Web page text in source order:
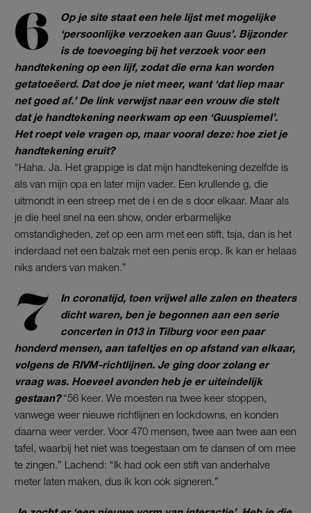
Op je site staat een hele lijst met mogelijke
‘persoonlijke verzoeken aan Guus’. Bijzonder
is de toevoeging bij het verzoek voor een
handtekening op een lijf, zodat die erna kan worden
getatoeëerd. Dat doe je niet meer, want ‘dat liep maar
net goed af.’ De link verwijst naar een vrouw die stelt
dat je handtekening neerkwam op een ‘Guuspiemel’.
Het roept vele vragen op, maar vooral deze: hoe ziet je
handtekening eruit?
“Haha. Ja. Het grappige is dat mijn handtekening dezelfde is
als van mijn opa en later mijn vader. Een krullende g, die
uitmondt in een streep met de i en de s door elkaar. Maar als
je die heel snel na een show, onder erbarmelijke
omstandigheden, zet op een arm met een stift, tsja, dan is het
inderdaad net een balzak met een penis erop. Ik kan er helaas
niks anders van maken.”
In coronatijd, toen vrijwel alle zalen en theaters
dicht waren, ben je begonnen aan een serie
concerten in 013 in Tilburg voor een paar
honderd mensen, aan tafeltjes en op afstand van elkaar,
volgens de RIVM-richtlijnen. Je ging door zolang er
vraag was. Hoeveel avonden heb je er uiteindelijk
gestaan?“56 keer. We moesten na twee keer stoppen,
vanwege weer nieuwe richtlijnen en lockdowns, en konden
daarna weer verder. Voor 470 mensen, twee aan twee aan een
tafel, waarbij het niet was toegestaan om te dansen of om mee
te zingen.” Lachend: “Ik had ook een stift van anderhalve
meter laten maken, dus ik kon ook signeren.”